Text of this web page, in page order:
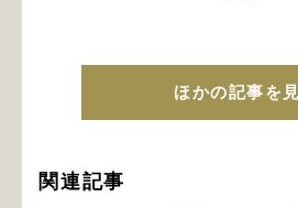
ほかの記事を
関連記事